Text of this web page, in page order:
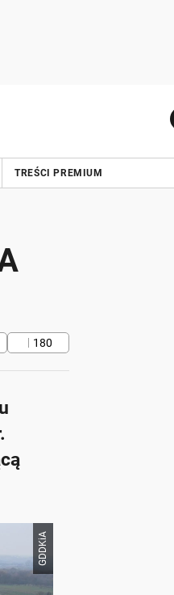
TREŚCI PREMIUM
180
GDDKiA